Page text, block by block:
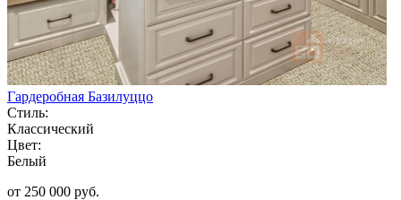
Гардеробная Базилуццо
Стиль:
Классический
Цвет:
Белый
от 250 000 руб.